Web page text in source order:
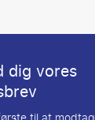
dig vores